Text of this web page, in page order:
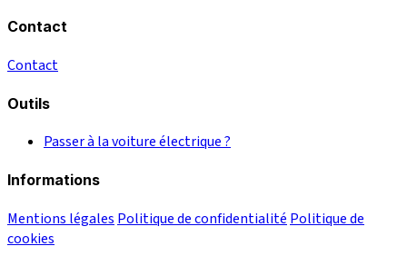
Contact
Contact
Outils
Passer à la voiture électrique ?
Informations
Mentions légales Politique de confidentialité Politique de
cookies